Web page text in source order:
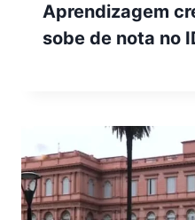
Aprendizagem
sobe de nota no